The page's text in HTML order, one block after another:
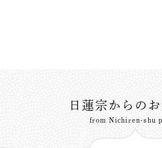
日蓮宗からの
from Nichiren-shu